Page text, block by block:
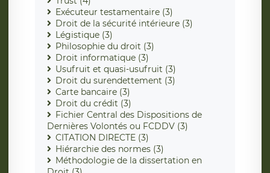
Exécuteur testamentaire (3)
Droit de la sécurité intérieure (3)
Légistique (3)
Philosophie du droit (3)
Droit informatique (3)
Usufruit et quasi-usufruit (3)
Droit du surendettement (3)
Carte bancaire (3)
Droit du crédit (3)
Fichier Central des Dispositions de
Dernières Volontés ou FCDDV (3)
CITATION DIRECTE (3)
Hiérarchie des normes (3)
Méthodologie de la dissertation en